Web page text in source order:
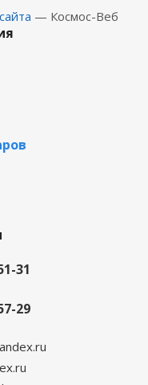
— Космос-Веб
31
29